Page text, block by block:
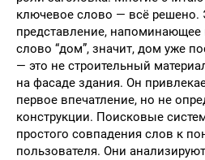
ключевое слово — всё решено.
представление, напоминающее
слово “дом”, значит, дом уже
— это не строительный
на фасаде здания. Он
первое впечатление, но не
конструкции. Поисковые
простого совпадения слов к
пользователя. Они